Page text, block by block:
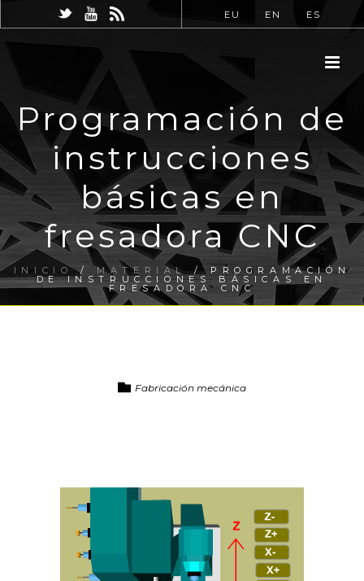
EU EN ES
Programación de
instrucciones
básicas en
fresadora CNC
INICIO/MATERIAL / PROGRAMACIÓN
DE INSTRUCCIONES BÁSICAS EN
FRESADORA CNC
Fabricación mecánica